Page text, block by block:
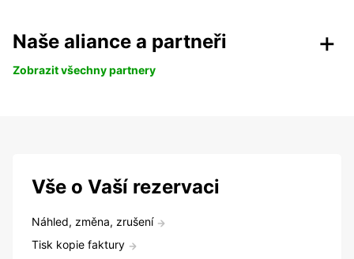
Naše aliance a partneři
Zobrazit všechny partnery
Vše o Vaší rezervaci
Náhled, změna, zrušení
Tisk kopie faktury